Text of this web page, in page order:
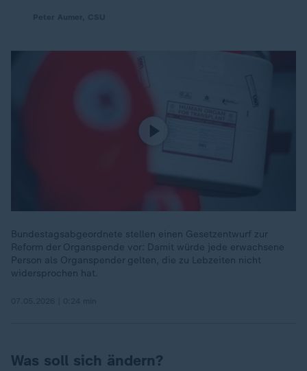
Bundestagsabgeordnete stellen einen Gesetzentwurf zur
Reform der Organspende vor: Damit würde jede erwachsene
Person als Organspender gelten, die zu Lebzeiten nicht
widersprochen hat.
Was soll sich ändern?